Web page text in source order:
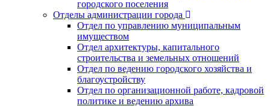
городского поселения
Отделы администрации города
Отдел по управлению муниципальным
имуществом
Отдел архитектуры, капитального
строительства и земельных отношений
Отдел по ведению городского хозяйства и
благоустройству
Отдел по организационной работе, кадровой
политике и ведению архива